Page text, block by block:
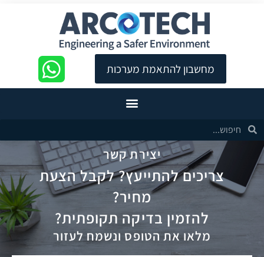
מחשבון להתאמת מערכות
יצירת קשר
צריכים להתייעץ? לקבל הצעת
מחיר?
להזמין בדיקה תקופתית?
מלאו את הטופס ונשמח לעזור